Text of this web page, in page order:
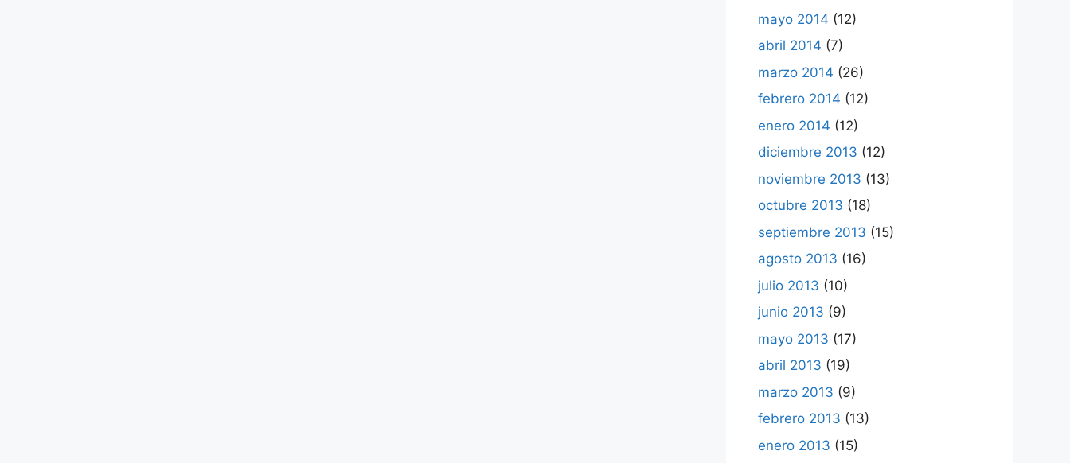
mayo 2014 (12)
abril 2014 (7)
marzo 2014 (26)
febrero 2014 (12)
enero 2014 (12)
diciembre 2013 (12)
noviembre 2013 (13)
octubre 2013 (18)
septiembre 2013 (15)
agosto 2013 (16)
julio 2013 (10)
junio 2013 (9)
mayo 2013 (17)
abril 2013 (19)
marzo 2013 (9)
febrero 2013 (13)
enero 2013 (15)